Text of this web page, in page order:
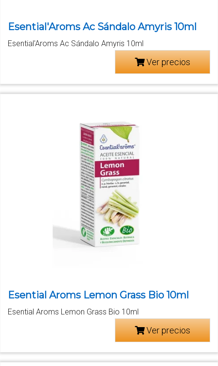
Esential'Aroms Ac Sándalo Amyris 10ml
Esential'Aroms Ac Sándalo Amyris 10ml
Ver precios
Esential Aroms Lemon Grass Bio 10ml
Esential Aroms Lemon Grass Bio 10ml
Ver precios